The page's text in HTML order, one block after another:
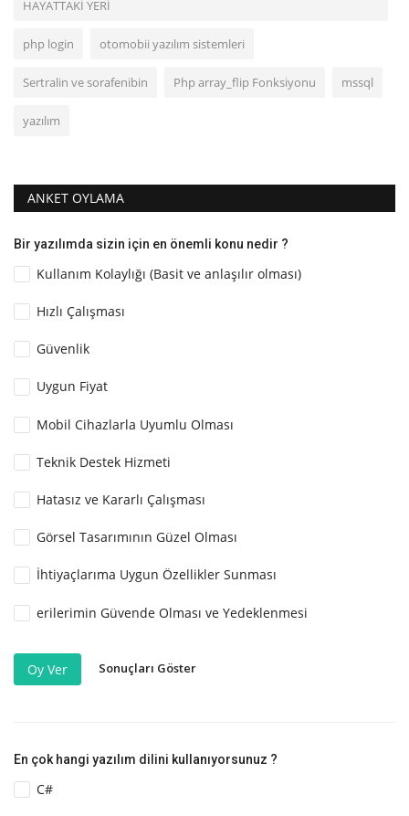
HAYATTAKİ YERİ
php login otomobii yazılım sistemleri
Sertralin ve sorafenibin Php array_flip Fonksiyonu mssql
yazılım
ANKET OYLAMA
Bir yazılımda sizin için en önemli konu nedir ?
Kullanım Kolaylığı (Basit ve anlaşılır olması)
Hızlı Çalışması
Güvenlik
Uygun Fiyat
Mobil Cihazlarla Uyumlu Olması
Teknik Destek Hizmeti
Hatasız ve Kararlı Çalışması
Görsel Tasarımının Güzel Olması
İhtiyaçlarıma Uygun Özellikler Sunması
erilerimin Güvende Olması ve Yedeklenmesi
Oy Ver Sonuçları Göster
En çok hangi yazılım dilini kullanıyorsunuz ?
C#